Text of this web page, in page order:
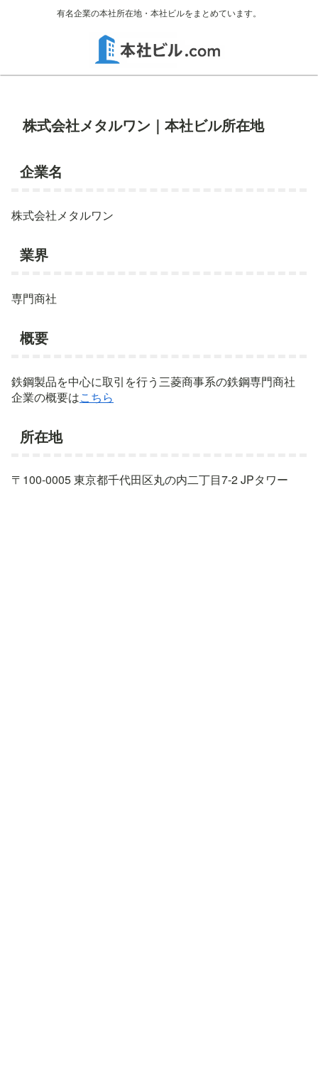
有名企業の本社所在地・本社ビルをまとめています。
株式会社メタルワン｜本社ビル所在地
企業名
株式会社メタルワン
業界
専門商社
概要
鉄鋼製品を中心に取引を行う三菱商事系の鉄鋼専門商社
企業の概要はこちら
所在地
〒100-0005 東京都千代田区丸の内二丁目7-2 JPタワー